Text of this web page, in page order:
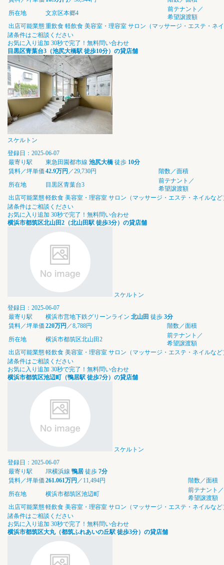
所在地
文京区本郷4
前テナント／
希望譲渡額
出店可能業態重飲食 軽飲食 美容室・理容室 サロン（マッサージ・エステ・ネ
諸条件はご相談ください
お気に入り追加 30秒で完了！無料問い合わせ
目黒区青葉台3（池尻大橋駅 徒歩10分）の貸店舗
スケルトン
登録日：2025-06-07
最寄り駅
東急田園都市線 池尻大橋 徒歩 10分
賃料／坪単価 42.9万円 ／29,730円
階数／面積
所在地
目黒区青葉台3
前テナント／
希望譲渡額
出店可能業態軽飲食 美容室・理容室 サロン（マッサージ・エステ・ネイルなど
諸条件はご相談ください
お気に入り追加 30秒で完了！無料問い合わせ
横浜市都筑区北山田2（北山田駅 徒歩3分）の貸店舗
スケルトン
登録日：2025-06-07
最寄り駅
横浜市営地下鉄グリーンライン 北山田 徒歩 3分
賃料／坪単価 220万円 ／8,788円
階数／面積
所在地
横浜市都筑区北山田2
前テナント／
希望譲渡額
出店可能業態軽飲食 美容室・理容室 サロン（マッサージ・エステ・ネイルなど
諸条件はご相談ください
お気に入り追加 30秒で完了！無料問い合わせ
横浜市都筑区池辺町（鴨居駅 徒歩7分）の貸店舗
スケルトン
登録日：2025-06-07
最寄り駅
JR横浜線 鴨居 徒歩 7分
賃料／坪単価 261.061万円 ／11,494円
階数／面積
所在地
横浜市都筑区池辺町
前テナント／
希望譲渡額
出店可能業態軽飲食 美容室・理容室 サロン（マッサージ・エステ・ネイルなど
諸条件はご相談ください
お気に入り追加 30秒で完了！無料問い合わせ
横浜市都筑区大丸（都筑ふれあいの丘駅 徒歩3分）の貸店舗